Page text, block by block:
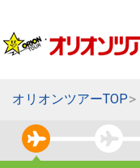
オリオンツアーTOP